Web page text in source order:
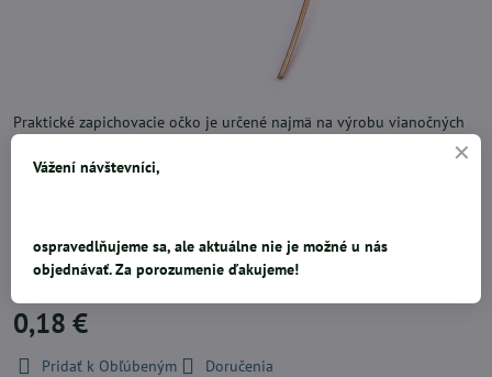
Praktické zapichovacie očko je určené najmä na výrobu vianočných
Skúste ho použiť ako záves na polystyrénové polotovary, do ktorých
zaveseniu na vetvičke, k výrobe dekoračných závesov, k zaveseniu
vianočných ozdôb a pod.
0,18 €
Pridať k Obľúbeným Doručenia
Vážení návštevníci,
ospravedlňujeme sa, ale aktuálne nie je možné u nás
objednávať. Za porozumenie ďakujeme!